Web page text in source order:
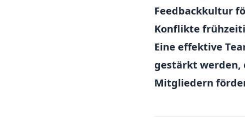
Feedbackkultur
Konflikte
Eine effektive
gestärkt werden,
Mitgliedern